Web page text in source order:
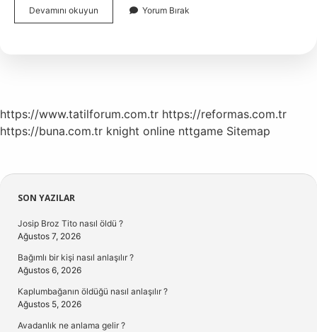
Devamını okuyun
Kozmos
Yorum Bırak
https://www.tatilforum.com.tr https://reformas.com.tr
https://buna.com.tr knight online nttgame Sitemap
Sidebar
SON YAZILAR
Josip Broz Tito nasıl öldü ?
Ağustos 7, 2026
Bağımlı bir kişi nasıl anlaşılır ?
Ağustos 6, 2026
Kaplumbağanın öldüğü nasıl anlaşılır ?
Ağustos 5, 2026
Avadanlık ne anlama gelir ?